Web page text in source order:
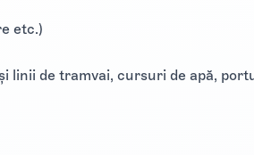
etc.)
linii de tramvai, cursuri de apă,